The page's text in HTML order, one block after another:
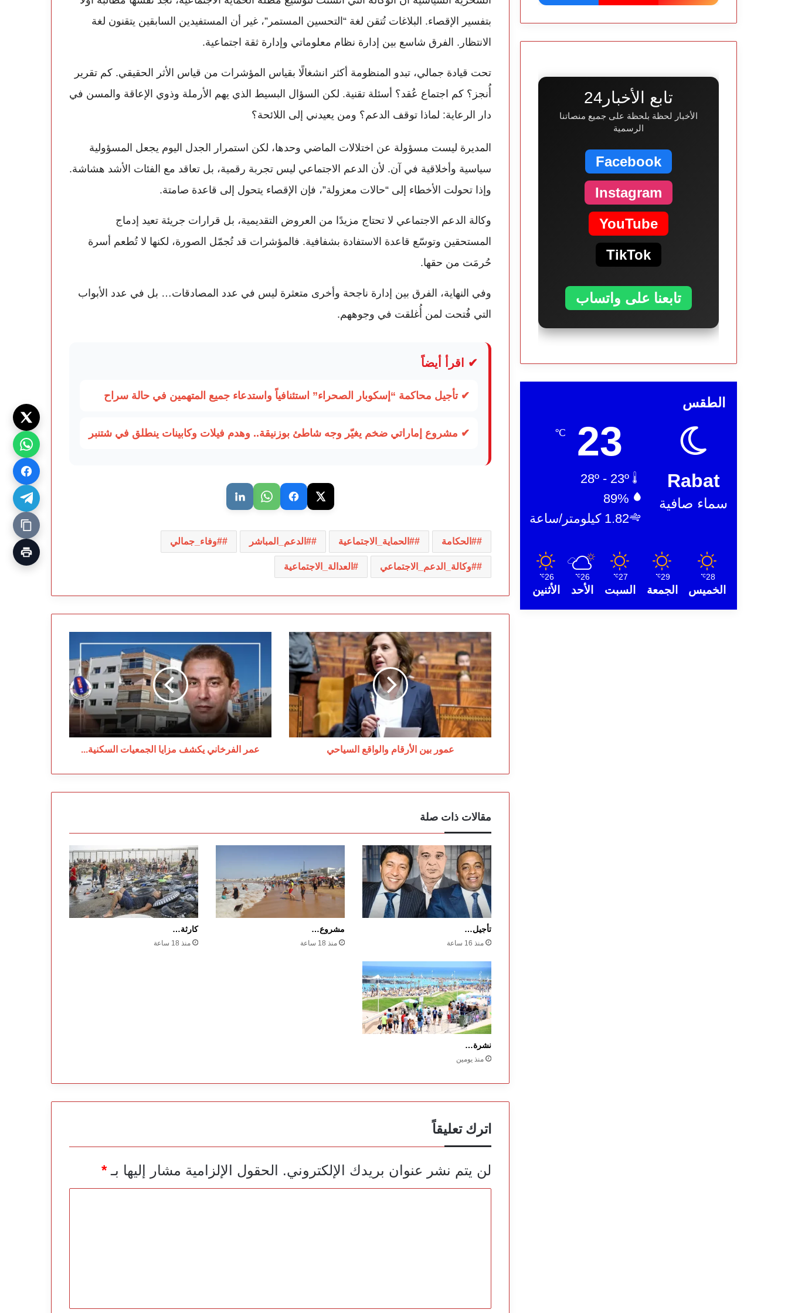
بتفسير الإقصاء. البلاغات تُتقن لغة “التحسين المستمر”، غير أن المستفيدين السابقين يتقنون لغة
الانتظار. الفرق شاسع بين إدارة نظام معلوماتي وإدارة ثقة اجتماعية.
تحت قيادة جمالي، تبدو المنظومة أكثر انشغالًا بقياس المؤشرات من قياس الأثر الحقيقي. كم تقرير
أُنجز؟ كم اجتماع عُقد؟ أسئلة تقنية. لكن السؤال البسيط الذي يهم الأرملة وذوي الإعاقة والمسن في
دار الرعاية: لماذا توقف الدعم؟ ومن يعيدني إلى اللائحة؟
المديرة ليست مسؤولة عن اختلالات الماضي وحدها، لكن استمرار الجدل اليوم يجعل المسؤولية
سياسية وأخلاقية في آن. لأن الدعم الاجتماعي ليس تجربة رقمية، بل تعاقد مع الفئات الأشد هشاشة.
وإذا تحولت الأخطاء إلى “حالات معزولة”، فإن الإقصاء يتحول إلى قاعدة صامتة.
وكالة الدعم الاجتماعي لا تحتاج مزيدًا من العروض التقديمية، بل قرارات جريئة تعيد إدماج
المستحقين وتوسّع قاعدة الاستفادة بشفافية. فالمؤشرات قد تُجمّل الصورة، لكنها لا تُطعم أسرة
حُرمَت من حقها.
وفي النهاية، الفرق بين إدارة ناجحة وأخرى متعثرة ليس في عدد المصادقات… بل في عدد الأبواب
التي فُتحت لمن أُغلقت في وجوههم.
✔ اقرأ أيضاً
✔ تأجيل محاكمة “إسكوبار الصحراء” استئنافياً واستدعاء جميع المتهمين في حالة سراح
✔ مشروع إماراتي ضخم يغيّر وجه شاطئ بوزنيقة.. وهدم فيلات وكابينات ينطلق في شتنبر
#الحكامة #الحماية_الاجتماعية #الدعم_المباشر #وفاء_جمالي
#وكالة_الدعم_الاجتماعي العدالة_الاجتماعية
عمور
بين
الأرقام
والواقع
السياحي
عمور بين الأرقام والواقع السياحي
الفرخاني
يكشف
الجمعيات
السكنية...
عمر الفرخاني يكشف مزايا الجمعيات السكنية...
مقالات ذات صلة
تأجيل…
منذ 16 ساعة
مشروع…
منذ 18 ساعة
كارثة…
منذ 18 ساعة
نشرة…
منذ يومين
اترك تعليقاً
لن يتم نشر عنوان بريدك الإلكتروني. الحقول الإلزامية مشار إليها بـ*
تابع الأخبار24
الأخبار لحظة بلحظة على جميع منصاتنا
الرسمية
Facebook
Instagram
YouTube
TikTok
تابعنا على واتساب
الطقس
Rabat
سماء صافية
23
℃
89%
1.82 كيلومتر/ساعة
28
℃
الخميس
29
℃
الجمعة
27
℃
السبت
26
℃
الأحد
26
℃
الأثنين